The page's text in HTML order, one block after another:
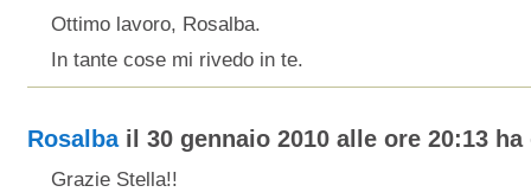
Ottimo lavoro, Rosalba.
In tante cose mi rivedo in te.
Rosalbail 30 gennaio 2010 alle ore 20:13 ha
Grazie Stella!!